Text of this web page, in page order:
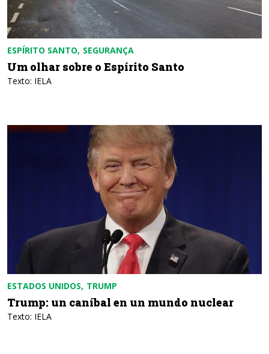
ESPÍRITO SANTO SEGURANÇA
Um olhar sobre o Espírito Santo
Texto: IELA
ESTADOS UNIDOS TRUMP
Trump: un caníbal en un mundo nuclear
Texto: IELA